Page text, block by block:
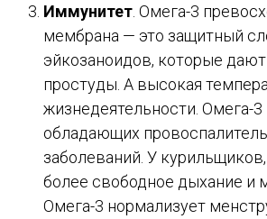
Иммунитет . Омега-3
мембрана — это защитный
эйкозаноидов, которые
простуды. А высокая
жизнедеятельности. Омега-
обладающих
заболеваний. У
более свободное дыхание и
Омега-3 нормализует